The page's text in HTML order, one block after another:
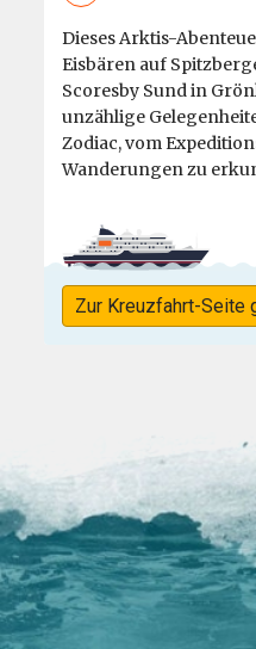
Dieses Arktis-
Eisbären auf
Scoresby Sund in
unzählige
Zodiac, vom
Wanderungen zu
Zur Kreuzfahrt-Seite